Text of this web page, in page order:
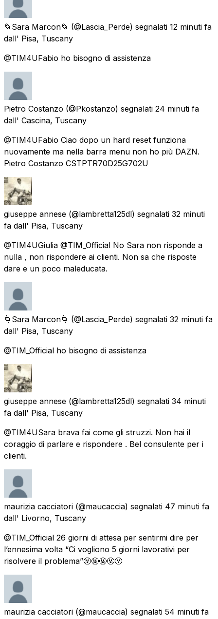
🌀Sara Marcon🌀 (@Lascia_Perde) segnalati 12 minuti fa
dall' Pisa, Tuscany
@TIM4UFabio ho bisogno di assistenza
Pietro Costanzo (@Pkostanzo) segnalati 24 minuti fa
dall' Cascina, Tuscany
@TIM4UFabio Ciao dopo un hard reset funziona
nuovamente ma nella barra menu non ho più DAZN.
Pietro Costanzo CSTPTR70D25G702U
giuseppe annese (@lambretta125dl) segnalati 32 minuti
fa dall' Pisa, Tuscany
@TIM4UGiulia @TIM_Official No Sara non risponde a
nulla , non rispondere ai clienti. Non sa che risposte
dare e un poco maleducata.
🌀Sara Marcon🌀 (@Lascia_Perde) segnalati 32 minuti fa
dall' Pisa, Tuscany
@TIM_Official ho bisogno di assistenza
giuseppe annese (@lambretta125dl) segnalati 34 minuti
fa dall' Pisa, Tuscany
@TIM4USara brava fai come gli struzzi. Non hai il
coraggio di parlare e rispondere . Bel consulente per i
clienti.
maurizia cacciatori (@maucaccia) segnalati 47 minuti fa
dall' Livorno, Tuscany
@TIM_Official 26 giorni di attesa per sentirmi dire per
l’ennesima volta “Ci vogliono 5 giorni lavorativi per
risolvere il problema”🤬🤬🤬🤬🤬
maurizia cacciatori (@maucaccia) segnalati 54 minuti fa